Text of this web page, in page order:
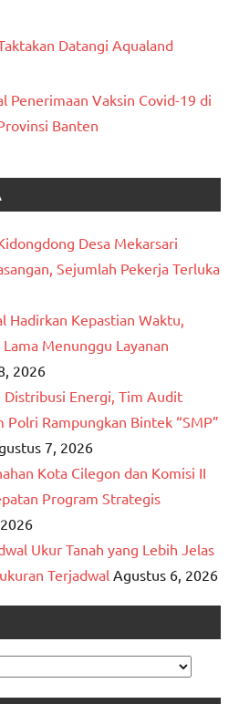
Datangi Aqualand
Penerimaan Vaksin Covid-19 di
Banten
Desa Mekarsari
Sejumlah Pekerja Terluka
Hadirkan Kepastian Waktu,
Menunggu Layanan
2026
Distribusi Energi, Tim Audit
Polri Rampungkan Bintek “SMP”
7, 2026
Kota Cilegon dan Komisi II
Program Strategis
Ukur Tanah yang Lebih Jelas
Terjadwal Agustus 6, 2026